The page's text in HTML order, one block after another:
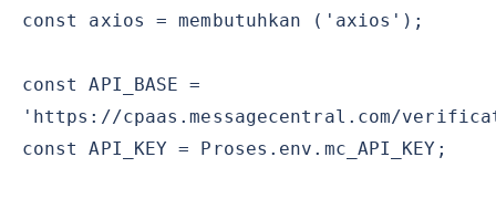
const axios = membutuhkan ('axios');
const API_BASE =
'https://cpaas.messagecentral.com/
const API_KEY = Proses.env.mc_API_KEY;